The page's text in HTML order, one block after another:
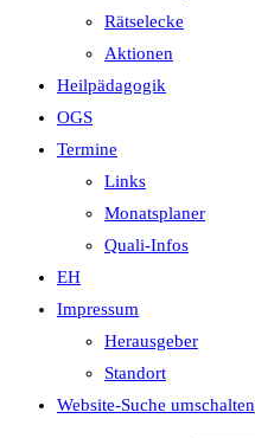
Rätselecke
Aktionen
Heilpädagogik
OGS
Termine
Links
Monatsplaner
Quali-Infos
EH
Impressum
Herausgeber
Standort
Website-Suche umschalten